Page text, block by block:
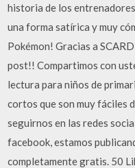
historia de los
una forma satírica y muy
Pokémon! Gracias a
post!! Compartimos con
lectura para niños de
cortos que son muy fáciles
seguirnos en las redes
facebook, estamos
completamente gratis. 50